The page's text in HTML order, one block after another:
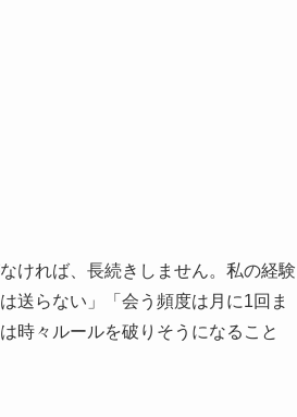
ければ、長続きしません。私の経験
送らない」「会う頻度は月に1回ま
時々ルールを破りそうになること